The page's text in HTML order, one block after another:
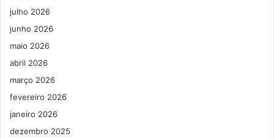
julho 2026
junho 2026
maio 2026
abril 2026
março 2026
fevereiro 2026
janeiro 2026
dezembro 2025